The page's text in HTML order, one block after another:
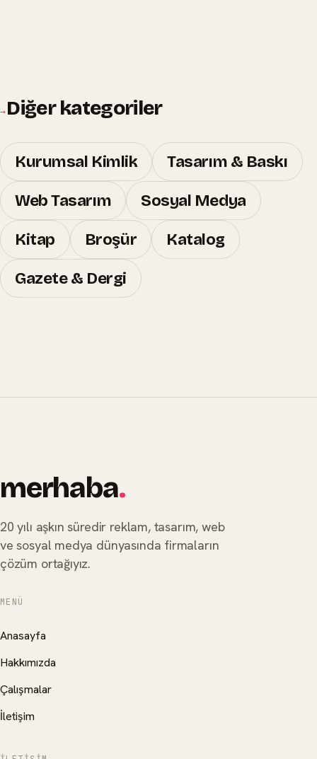
→Diğer kategoriler
Kurumsal Kimlik Tasarım & Baskı
Web Tasarım Sosyal Medya
Kitap Broşür Katalog
Gazete & Dergi
merhaba.
20 yılı aşkın süredir reklam, tasarım, web
ve sosyal medya dünyasında firmaların
çözüm ortağıyız.
MENÜ
Anasayfa
Hakkımızda
Çalışmalar
İletişim